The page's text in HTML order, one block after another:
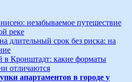
незабываемое путешествие
реке
длительный срок без риска: на
в Кронштадт: какие форматы
отличаются
апартаментов в городе у